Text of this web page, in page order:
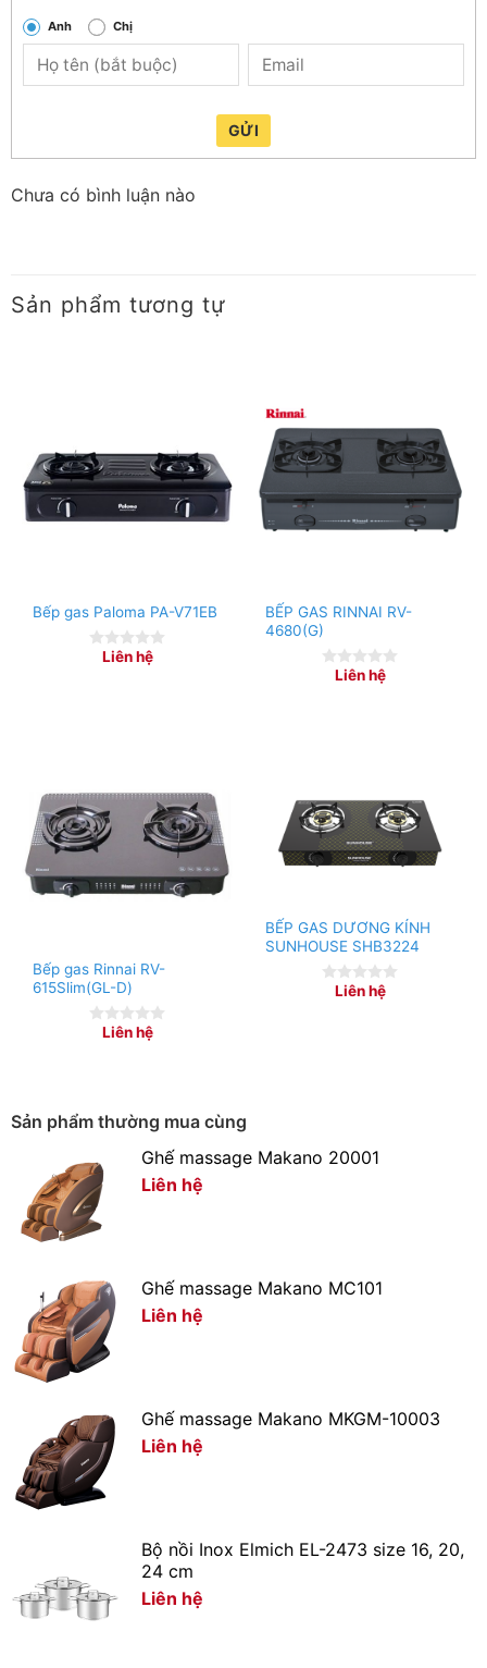
Kiềng bếp tráng men siêu bền với 5 chân vững chắc
tháo rời, tiện lợi cho việc lau chùi vệ sinh.
Đầu đốt bằng đồng thau & họng bếp inox cao cấp
Được làm từ đồng thau chống bào mòn sử dụng lâu dài,
đầu đốt sẽ không bị biến dạng dù cho việc sử dụng
dưới nhiệt độ cao trong một khoảng thời gian dài khi
kiệm nhiên liệu và an toàn khi sử dụng.
TIẾT KIỆM GAS – AN TOÀN SỬ DỤNG
Anh Chị
GỬI
Chưa có bình luận nào
Sản phẩm tương tự
Bếp gas Paloma PA-V71EB
Liên hệ
BẾP GAS RINNAI RV-
4680(G)
Liên hệ
Bếp gas Rinnai RV-
615Slim(GL-D)
Liên hệ
BẾP GAS DƯƠNG KÍNH
SUNHOUSE SHB3224
Liên hệ
Sản phẩm thường mua cùng
Ghế massage Makano 20001
Liên hệ
Ghế massage Makano MC101
Liên hệ
Ghế massage Makano MKGM-10003
Liên hệ
Bộ nồi Inox Elmich EL-2473 size 16, 20,
24 cm
Liên hệ